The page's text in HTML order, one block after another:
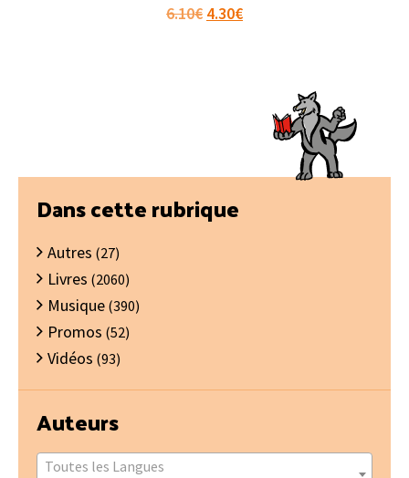
6.10€ Le
4.30€Le
4.30€.
Barre
latérale
principale
Dans cette rubrique
Autres (27)
Livres (2060)
Musique (390)
Promos (52)
Vidéos (93)
Auteurs
Toutes les Langues